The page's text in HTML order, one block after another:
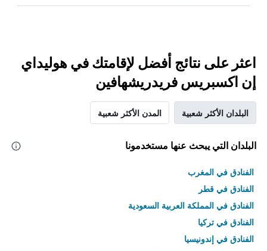
اعثر على نتائج أفضل لإقامتك في هوليداي
إن اكسبريس فريدريشهافين
البلدان الأكثر شعبية المدن الأكثر شعبية
البلدان التي يبحث عنها مستخدمونا
الفنادق في المغرب
الفنادق في قطر
الفنادق في المملكة العربية السعودية
الفنادق في تركيا
الفنادق في إندونيسيا